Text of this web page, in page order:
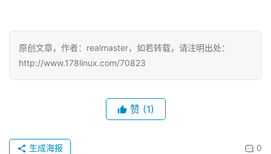
原创文章，作者：realmaster，如若转载，请注明出处：
http://www.178linux.com/70823
赞 (1)
0
生成海报